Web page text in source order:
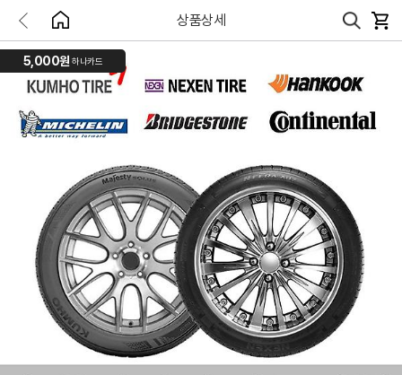
상품상세
5,000원 하나카드